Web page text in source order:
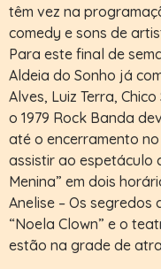
têm vez na
comedy e sons de
Para este final de
Aldeia do Sonho já
Alves, Luiz Terra,
o 1979 Rock Banda
até o encerramento
assistir ao espetáculo
Menina” em dois
Anelise – Os
“Noela Clown” e o
estão na grade de